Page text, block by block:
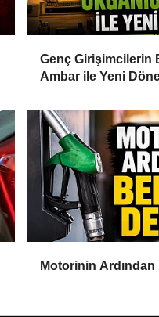
Genç Girişimcilerin
Ambar ile Yeni
Motorinin